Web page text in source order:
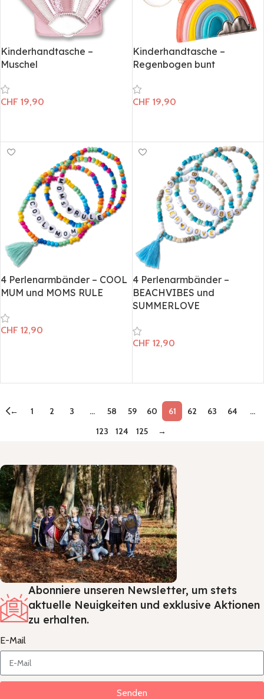
Kinderhandtasche –
Muschel
CHF 19,90
Kinderhandtasche –
Regenbogen bunt
CHF 19,90
4 Perlenarmbänder – COOL
MUM und MOMS RULE
CHF 12,90
4 Perlenarmbänder –
BEACHVIBES und
SUMMERLOVE
CHF 12,90
← 1 2 3 … 58 59 60 61 62 63 64
…
123
124 125 →
Abonniere unseren Newsletter, um stets
aktuelle Neuigkeiten und exklusive Aktionen
zu erhalten.
E-Mail
Senden